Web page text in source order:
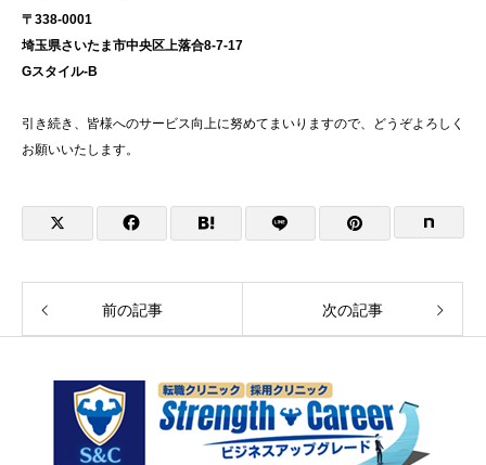
〒338-0001
埼玉県さいたま市中央区上落合8-7-17
Gスタイル-B
引き続き、皆様へのサービス向上に努めてまいりますので、どうぞよろしく
お願いいたします。
前の記事 次の記事